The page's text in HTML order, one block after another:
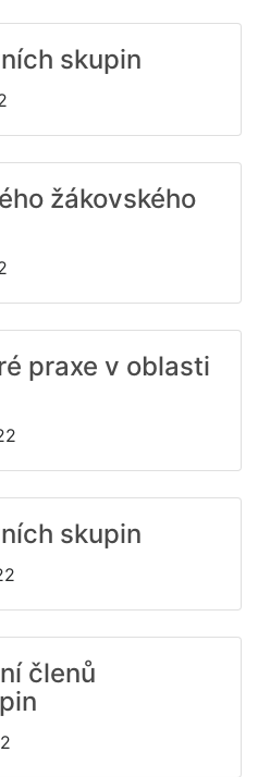
skupin
žákovského
praxe v oblasti
skupin
členů